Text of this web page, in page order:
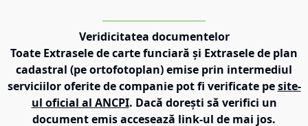
Veridicitatea documentelor
Toate Extrasele de carte funciară și Extrasele de plan
cadastral (pe ortofotoplan) emise prin intermediul
serviciilor oferite de companie pot fi verificate pe site-
ul oficial al ANCPI. Dacă dorești să verifici un
document emis accesează link-ul de mai jos.